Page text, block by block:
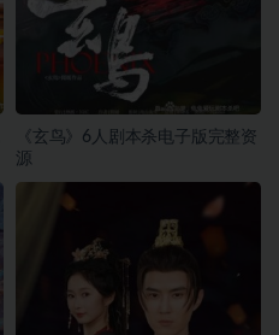
《玄鸟》6人剧本杀电子版完整资
源